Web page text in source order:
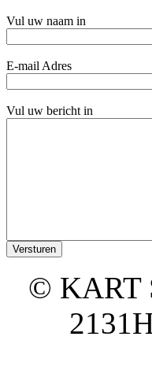
Vul uw naam in
E-mail Adres
Vul uw bericht in
© KART